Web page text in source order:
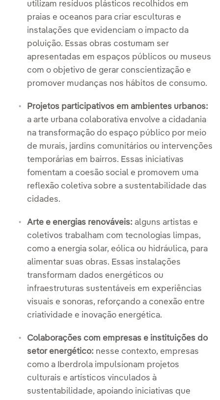
utilizam resíduos plásticos recolhidos em
praias e oceanos para criar esculturas e
instalações que evidenciam o impacto da
poluição. Essas obras costumam ser
apresentadas em espaços públicos ou museus
com o objetivo de gerar conscientização e
promover mudanças nos hábitos de consumo.
Projetos participativos em ambientes urbanos:
a arte urbana colaborativa envolve a cidadania
na transformação do espaço público por meio
de murais, jardins comunitários ou intervenções
temporárias em bairros. Essas iniciativas
fomentam a coesão social e promovem uma
reflexão coletiva sobre a sustentabilidade das
cidades.
Arte e energias renováveis: alguns artistas e
coletivos trabalham com tecnologias limpas,
como a energia solar, eólica ou hidráulica, para
alimentar suas obras. Essas instalações
transformam dados energéticos ou
infraestruturas sustentáveis em experiências
visuais e sonoras, reforçando a conexão entre
criatividade e inovação energética.
Colaborações com empresas e instituições do
setor energético: nesse contexto, empresas
como a Iberdrola impulsionam projetos
culturais e artísticos vinculados à
sustentabilidade, apoiando iniciativas que